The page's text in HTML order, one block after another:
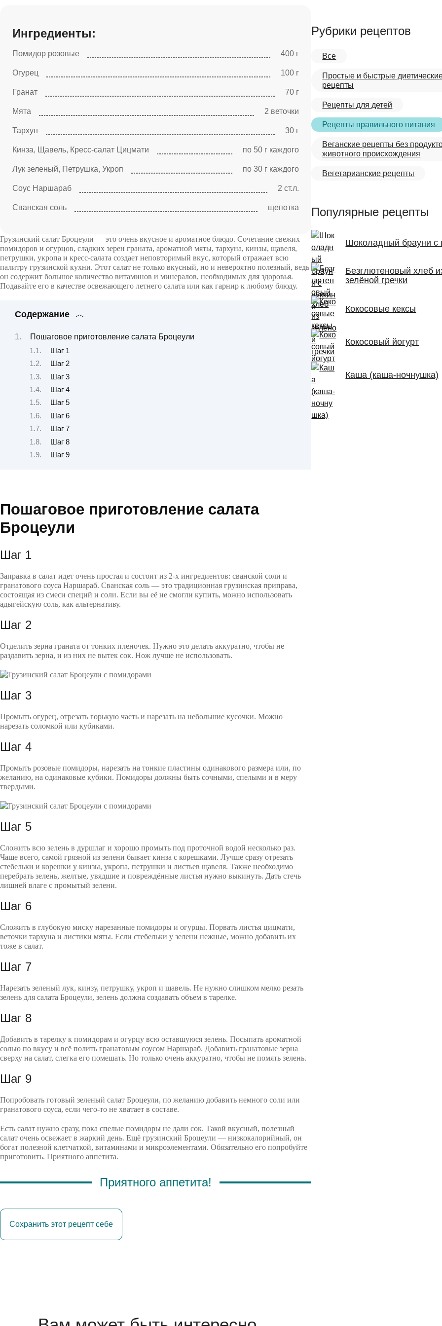
Ингредиенты:
Помидор розовые 400 г
Огурец 100 г
Гранат 70 г
Мята 2 веточки
Тархун 30 г
Кинза, Щавель, Кресс-салат Цицмати по 50 г каждого
Лук зеленый, Петрушка, Укроп по 30 г каждого
Соус Наршараб 2 ст.л.
Сванская соль щепотка
Грузинский салат Броцеули — это очень вкусное и ароматное блюдо. Сочетание свежих
помидоров и огурцов, сладких зерен граната, ароматной мяты, тархуна, кинзы, щавеля,
петрушки, укропа и кресс-салата создает неповторимый вкус, который отражает всю
палитру грузинской кухни. Этот салат не только вкусный, но и невероятно полезный, ведь
он содержит большое количество витаминов и минералов, необходимых для здоровья.
Подавайте его в качестве освежающего летнего салата или как гарнир к любому блюду.
Содержание
Пошаговое приготовление салата Броцеули
Шаг 1
Шаг 2
Шаг 3
Шаг 4
Шаг 5
Шаг 6
Шаг 7
Шаг 8
Шаг 9
Пошаговое приготовление салата
Броцеули
Шаг 1
Заправка в салат идет очень простая и состоит из 2-х ингредиентов: сванской соли и
гранатового соуса Наршараб. Сванская соль — это традиционная грузинская приправа,
состоящая из смеси специй и соли. Если вы её не смогли купить, можно использовать
адыгейскую соль, как альтернативу.
Шаг 2
Отделить зерна граната от тонких пленочек. Нужно это делать аккуратно, чтобы не
раздавить зерна, и из них не вытек сок. Нож лучше не использовать.
Шаг 3
Промыть огурец, отрезать горькую часть и нарезать на небольшие кусочки. Можно
нарезать соломкой или кубиками.
Шаг 4
Промыть розовые помидоры, нарезать на тонкие пластины одинакового размера или, по
желанию, на одинаковые кубики. Помидоры должны быть сочными, спелыми и в меру
твердыми.
Шаг 5
Сложить всю зелень в дуршлаг и хорошо промыть под проточной водой несколько раз.
Чаще всего, самой грязной из зелени бывает кинза с корешками. Лучше сразу отрезать
стебельки и корешки у кинзы, укропа, петрушки и листьев щавеля. Также необходимо
перебрать зелень, желтые, увядшие и повреждённые листья нужно выкинуть. Дать стечь
лишней влаге с промытый зелени.
Шаг 6
Сложить в глубокую миску нарезанные помидоры и огурцы. Порвать листья цицмати,
веточки тархуна и листики мяты. Если стебельки у зелени нежные, можно добавить их
тоже в салат.
Шаг 7
Нарезать зеленый лук, кинзу, петрушку, укроп и щавель. Не нужно слишком мелко резать
зелень для салата Броцеули, зелень должна создавать объем в тарелке.
Шаг 8
Добавить в тарелку к помидорам и огурцу всю оставшуюся зелень. Посыпать ароматной
солью по вкусу и всё полить гранатовым соусом Наршараб. Добавить гранатовые зерна
сверху на салат, слегка его помешать. Но только очень аккуратно, чтобы не помять зелень.
Шаг 9
Попробовать готовый зеленый салат Броцеули, по желанию добавить немного соли или
гранатового соуса, если чего-то не хватает в составе.
Есть салат нужно сразу, пока спелые помидоры не дали сок. Такой вкусный, полезный
салат очень освежает в жаркий день. Ещё грузинский Броцеули — низкокалорийный, он
богат полезной клетчаткой, витаминами и микроэлементами. Обязательно его попробуйте
приготовить. Приятного аппетита.
Приятного аппетита!
Сохранить этот рецепт себе
Рубрики рецептов
Все
Простые и быстрые
рецепты
Рецепты для детей
Рецепты правильного питания
Веганские рецепты без
животного происхождения
Вегетарианские рецепты
Популярные рецепты
Шоколадный брауни с
Безглютеновый хлеб
зелёной гречки
Кокосовые кексы
Кокосовый йогурт
Каша (каша-ночнушка)